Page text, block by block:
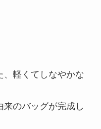
、軽くてしなやかな
来のバッグが完成し